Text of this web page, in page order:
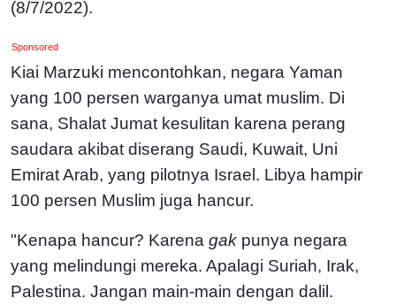
(8/7/2022).
Sponsored
Kiai Marzuki mencontohkan, negara Yaman
yang 100 persen warganya umat muslim. Di
sana, Shalat Jumat kesulitan karena perang
saudara akibat diserang Saudi, Kuwait, Uni
Emirat Arab, yang pilotnya Israel. Libya hampir
100 persen Muslim juga hancur.
"Kenapa hancur? Karena gak punya negara
yang melindungi mereka. Apalagi Suriah, Irak,
Palestina. Jangan main-main dengan dalil.